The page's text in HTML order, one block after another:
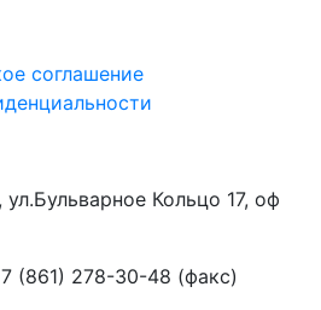
соглашение
Кольцо 17, оф
(861) 278-30-48 (факс)